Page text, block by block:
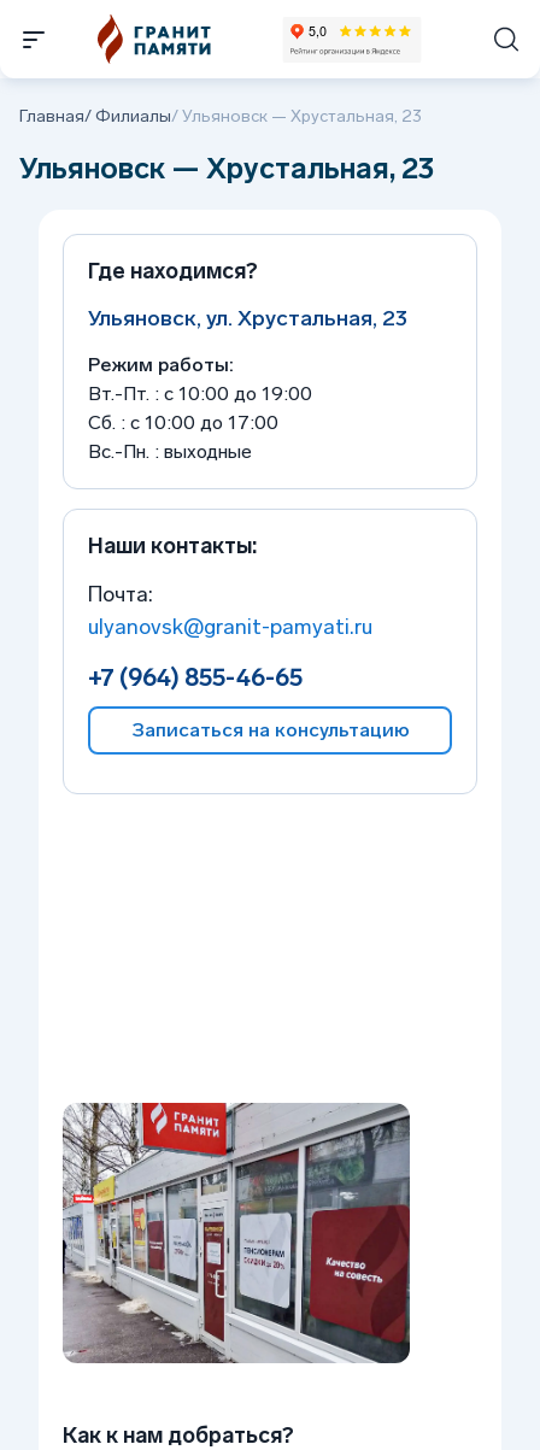
Главная/Филиалы/Ульяновск — Хрустальная, 23
Ульяновск — Хрустальная, 23
Где находимся?
Ульяновск, ул. Хрустальная, 23
Режим работы:
Вт.-Пт. : с 10:00 до 19:00
Сб. : с 10:00 до 17:00
Вс.-Пн. : выходные
Наши контакты:
Почта:
ulyanovsk@granit-pamyati.ru
+7 (964) 855-46-65
Записаться на консультацию
Как к нам добраться?